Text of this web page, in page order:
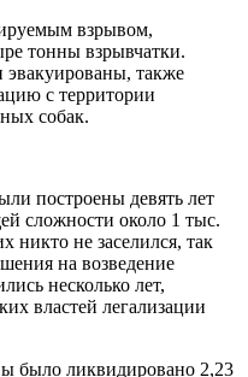
взрывом,
тонны взрывчатки.
также
с территории
собак.
построены девять лет
сложности около 1 тыс.
никто не заселился, так
на возведение
несколько лет,
властей легализации
было ликвидировано 2,23